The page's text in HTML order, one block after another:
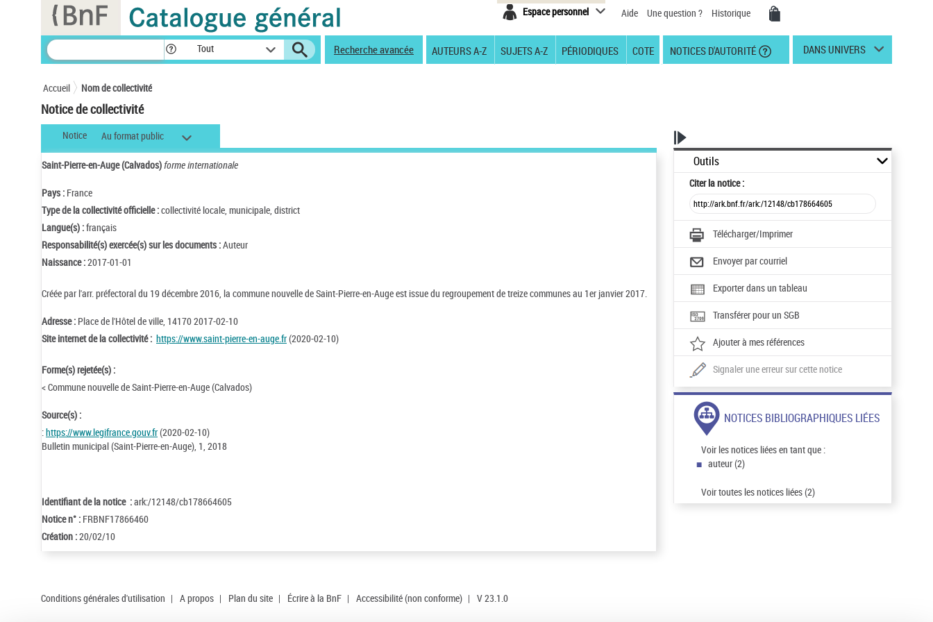
Espace personnel Aide Une question ? Historique
Tout Recherche avancée AUTEURS A-Z SUJETS A-Z PÉRIODIQUES COTE NOTICES D'AUTORITÉ DANS UNIVERS
Accueil Nom de collectivité
Notice de collectivité
Notice Au format public
Saint-Pierre-en-Auge (Calvados)forme internationale
Pays : France
Type de la collectivité officielle :collectivité locale, municipale, district
Langue(s) :français
Responsabilité(s) exercée(s) sur les documents :Auteur
Naissance :2017-01-01
Créée par l'arr. préfectoral du 19 décembre 2016, la commune nouvelle de Saint-Pierre-en-Auge est issue du regroupement de treize communes au 1er janvier 2017.
Adresse : Place de l'Hôtel de ville, 14170 2017-02-10
Site internet de la collectivité : https://www.saint-pierre-en-auge.fr(2020-02-10)
Forme(s) rejetée(s) :
< Commune nouvelle de Saint-Pierre-en-Auge (Calvados)
Source(s) :
:https://www.legifrance.gouv.fr(2020-02-10)
Bulletin municipal (Saint-Pierre-en-Auge), 1, 2018
Identifiant de la notice :ark:/12148/cb178664605
Notice n° : FRBNF17866460
Création :20/02/10
Outils
Citerla notice :
Télécharger/Imprimer
Envoyer par courriel
Exporter dans un tableau
Transférer pour un SGB
Ajouter à mes références
Signaler une erreur sur cette notice
NOTICES BIBLIOGRAPHIQUES LIÉES
Voir les notices liées en tant que :
auteur (2)
Voir toutes les notices liées (2)
Conditions générales d'utilisation | A propos | Plan du site | Écrire à la BnF | Accessibilité (non conforme) | V 23.1.0
Panneau de gestion des cookies